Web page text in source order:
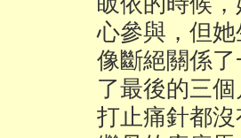
心參與，但
像斷絕關係
了最後的三
打止痛針都